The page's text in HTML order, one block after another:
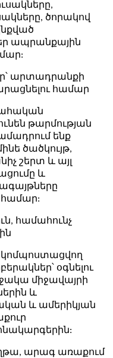
ծորակով
ապրանքային
արտադրանքի
համար
թարմության
ենք
ծածկույթ,
շերտ և այլ
և
համար:
համահունչ
կոմպոստացվող
օգնելու
միջավայրի
և
և ամերիկյան
արագ առաքում